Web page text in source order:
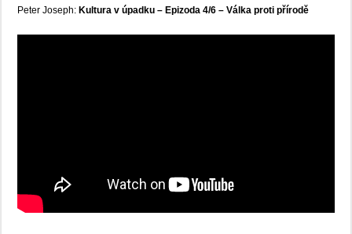
Peter Joseph:Kultura v úpadku – Epizoda 4/6 – Válka proti přírodě